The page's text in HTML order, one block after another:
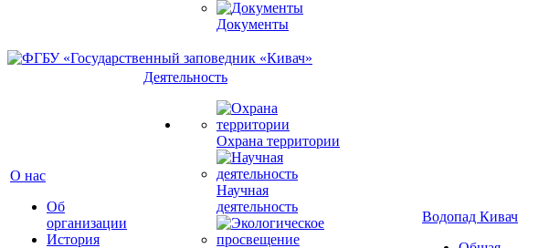
Документы
О нас
Об
организации
История
Деятельность
Охрана территории
Научная
деятельность
Водопад Кивач